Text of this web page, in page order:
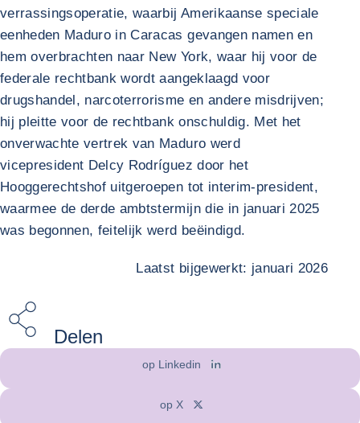
verrassingsoperatie, waarbij Amerikaanse speciale
eenheden Maduro in Caracas gevangen namen en
hem overbrachten naar New York, waar hij voor de
federale rechtbank wordt aangeklaagd voor
drugshandel, narcoterrorisme en andere misdrijven;
hij pleitte voor de rechtbank onschuldig. Met het
onverwachte vertrek van Maduro werd
vicepresident Delcy Rodríguez door het
Hooggerechtshof uitgeroepen tot interim-president,
waarmee de derde ambtstermijn die in januari 2025
was begonnen, feitelijk werd beëindigd.
Laatst bijgewerkt: januari 2026
Delen
op Linkedin
op X